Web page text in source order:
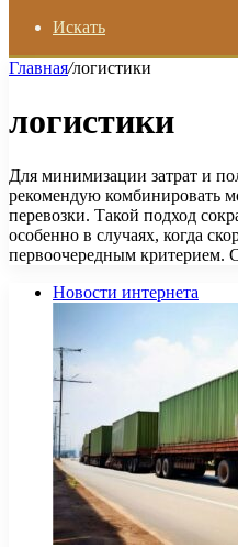
Искать
Главная/логистики
логистики
Для минимизации затрат и
рекомендую комбинировать
перевозки. Такой подход
особенно в случаях, когда
первоочередным критерием.
Новости интернета